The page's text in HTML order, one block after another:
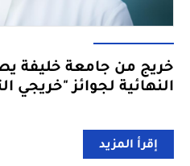
خريج من جامعة خليفة
النهائية لجوائز "خريجي
إقرأ المزيد